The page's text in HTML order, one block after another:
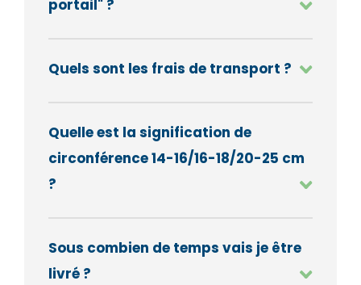
portail" ?
Quels sont les frais de transport ?
Quelle est la signification de
circonférence 14-16/16-18/20-25 cm
?
Sous combien de temps vais je être
livré ?